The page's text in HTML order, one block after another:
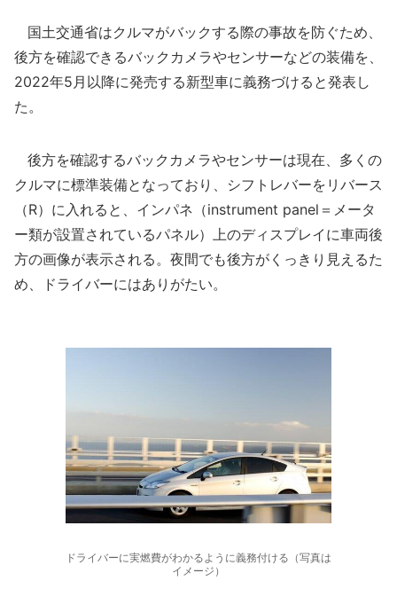
国土交通省はクルマがバックする際の事故を防ぐため、
後方を確認できるバックカメラやセンサーなどの装備を、
2022年5月以降に発売する新型車に義務づけると発表し
た。
後方を確認するバックカメラやセンサーは現在、多くの
クルマに標準装備となっており、シフトレバーをリバース
（R）に入れると、インパネ（instrument panel＝メータ
ー類が設置されているパネル）上のディスプレイに車両後
方の画像が表示される。夜間でも後方がくっきり見えるた
め、ドライバーにはありがたい。
ドライバーに実燃費がわかるように義務付ける（写真は
イメージ）